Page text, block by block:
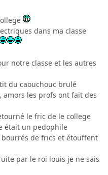
dans ma classe
notre classe et les autres
du caouchouc brulé
les profs ont fait des
le fric de le college
était un pedophile
de frics et étouffent
par le roi louis je ne sais